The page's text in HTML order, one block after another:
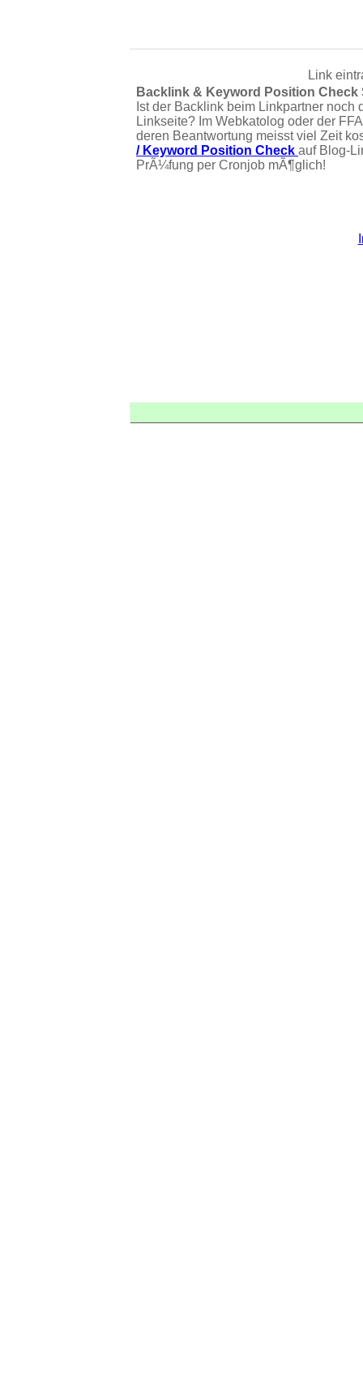
Link
Backlink & Keyword Position
Ist der Backlink beim Linkpartner noch
Linkseite? Im Webkatolog oder der
deren Beantwortung meisst viel Zeit
/ Keyword Position Check auf Blog-
PrÃ¼fung per Cronjob mÃ¶glich!